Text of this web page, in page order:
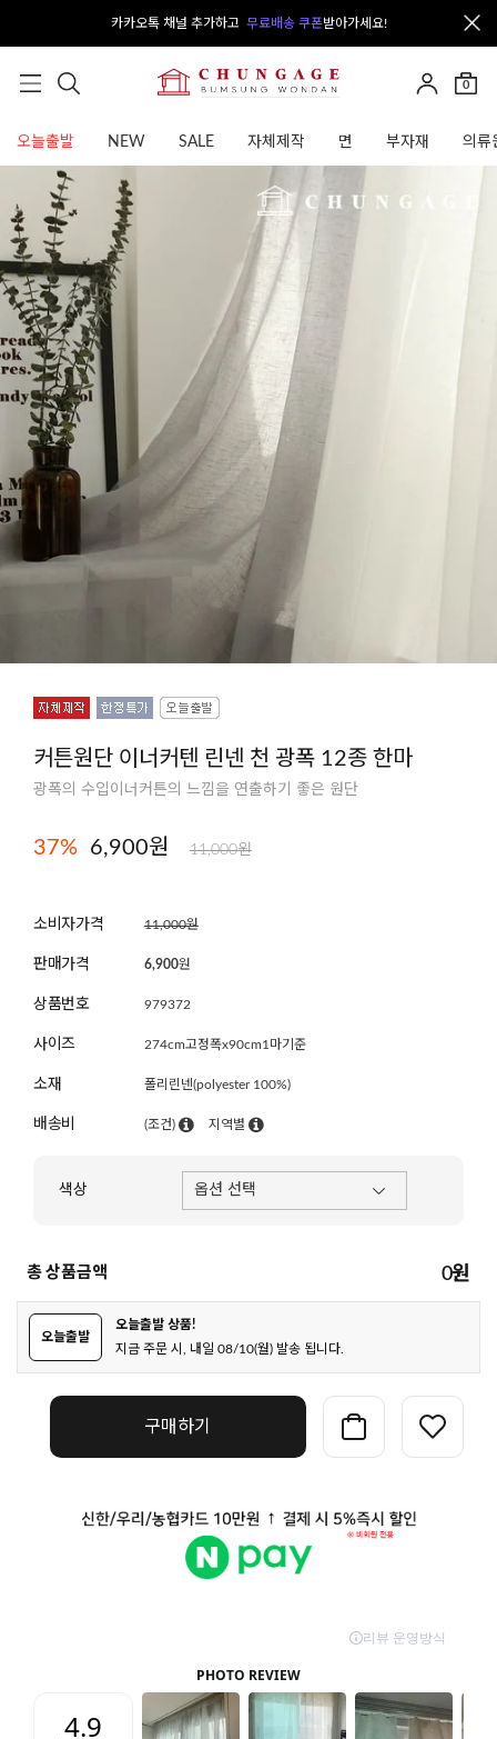
카카오톡 채널 추가하고 무료배송 쿠폰받아가세요!
0
오늘출발 NEW SALE 자체제작 면 부자재 의류
커튼원단 이너커텐 린넨 천 광폭 12종 한마
광폭의 수입이너커튼의 느낌을 연출하기 좋은 원단
37% 6,900원 11,000원
소비자가격 11,000원
판매가격 6,900원
상품번호 979372
사이즈 274cm고정폭x90cm1마기준
소재 폴리린넨(polyester 100%)
배송비 (조건) 지역별
색상
총 상품금액 0원
오늘출발
오늘출발 상품!
지금 주문 시, 내일 08/10(월) 발송 됩니다.
구매하기